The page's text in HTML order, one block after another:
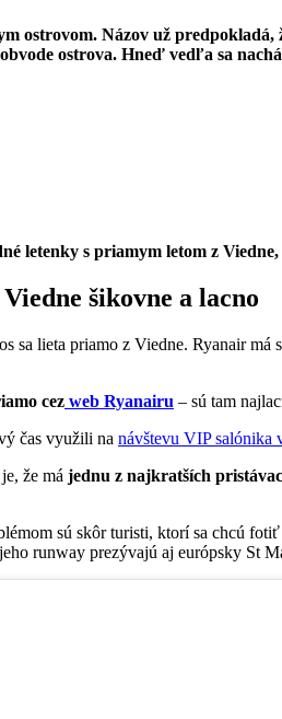
ostrovom. Názov už
ostrova. Hneď vedľa sa
letenky s priamym letom z
šikovne a lacno
sa lieta priamo z Viedne. Ryanair
cez web Ryanairu – sú tam
čas využili na návštevu VIP salónika
že má jednu z najkratších
sú skôr turisti, ktorí sa chcú
runway prezývajú aj európsky St